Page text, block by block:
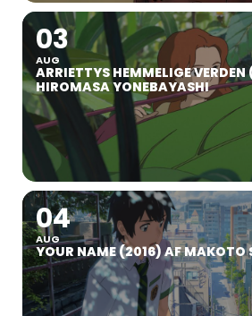
03
AUG
ARRIETTYS HEMMELIGE
HIROMASA YONEBAYASHI
04
AUG
YOUR NAME (2016) AF MAKOTO